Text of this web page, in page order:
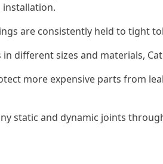
are consistently held to tight
in different sizes and materials,
more expensive parts from
static and dynamic joints